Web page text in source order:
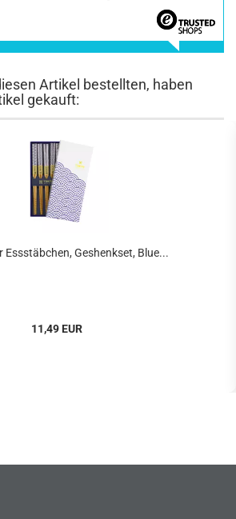
Artikel bestellten, haben
gekauft:
Essstäbchen, Geshenkset, Blue...
11,49 EUR